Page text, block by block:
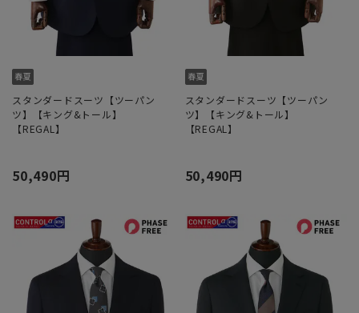
スタンダードスーツ【ツーパン
ツ】【キング&トール】
【REGAL】
50,490円
スタンダードスーツ【ツーパン
ツ】【キング&トール】
【REGAL】
50,490円